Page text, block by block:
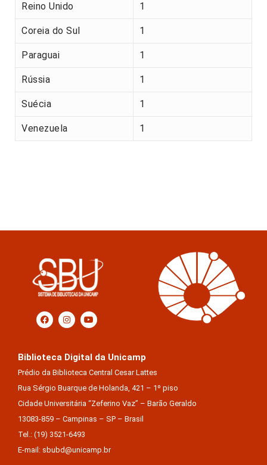
Reino Unido 1
Coreia do Sul 1
Paraguai 1
Rússia 1
Suécia 1
Venezuela 1
Biblioteca Digital da Unicamp
Prédio da Biblioteca Central Cesar Lattes
Rua Sérgio Buarque de Holanda, 421 – 1º piso
Cidade Universitária “Zeferino Vaz” – Barão Geraldo
13083-859 – Campinas – SP – Brasil
Tel.: (19) 3521-6493
E-mail: sbubd@unicamp.br